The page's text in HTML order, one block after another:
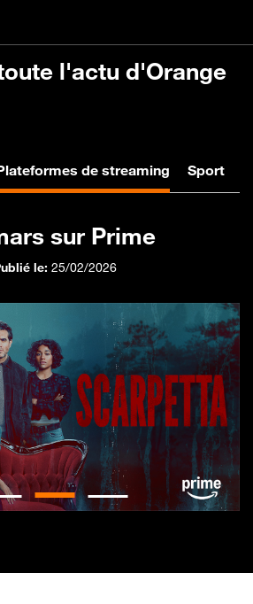
l'actu d'Orange
de streaming Sport
sur Prime
le: 25/02/2026